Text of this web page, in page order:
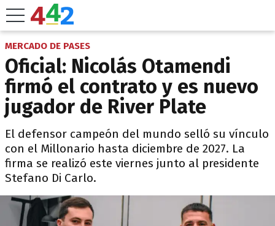
MERCADO DE PASES
Oficial: Nicolás Otamendi
firmó el contrato y es nuevo
jugador de River Plate
El defensor campeón del mundo selló su vínculo
con el Millonario hasta diciembre de 2027. La
firma se realizó este viernes junto al presidente
Stefano Di Carlo.